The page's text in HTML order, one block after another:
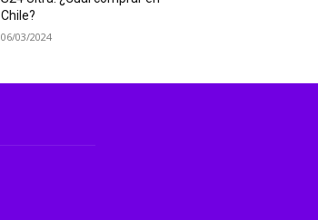
Chile?
06/03/2024